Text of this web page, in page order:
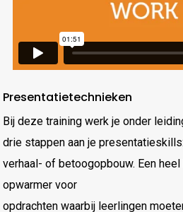
Presentatietechnieken
Bij deze training werk je onder
drie stappen aan je
verhaal- of betoogopbouw. Een
opwarmer voor
opdrachten waarbij leerlingen